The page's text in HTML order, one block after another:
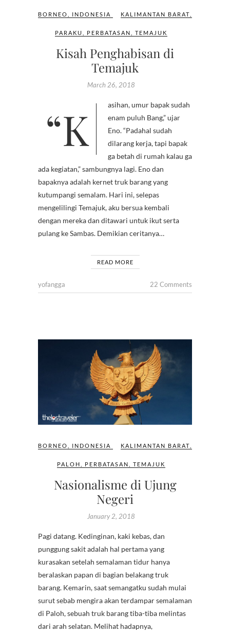
BORNEO INDONESIA KALIMANTAN BARAT
PARAKU PERBATASAN TEMAJUK
Kisah Penghabisan di
Temajuk
March 26, 2018
“Kasihan, umur bapak sudah
enam puluh Bang,” ujar
Eno. “Padahal sudah
dilarang kerja, tapi bapak
ga betah di rumah kalau ga
ada kegiatan,” sambungnya lagi. Eno dan
bapaknya adalah kernet truk barang yang
kutumpangi semalam. Hari ini, selepas
mengelilingi Temajuk, aku bersua kembali
dengan mereka dan ditawari untuk ikut serta
pulang ke Sambas. Demikian ceritanya…
READ MORE
yofangga 22 Comments
BORNEO INDONESIA KALIMANTAN BARAT
PALOH PERBATASAN TEMAJUK
Nasionalisme di Ujung
Negeri
January 2, 2018
Pagi datang. Kedinginan, kaki kebas, dan
punggung sakit adalah hal pertama yang
kurasakan setelah semalaman tidur hanya
beralaskan papan di bagian belakang truk
barang. Kemarin, saat semangatku sudah mulai
surut sebab mengira akan terdampar semalaman
di Paloh, sebuah truk barang tiba-tiba melintas
dari arah selatan. Melihat hadapnya,